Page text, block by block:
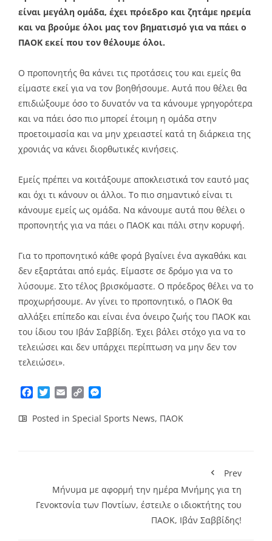
είναι μεγάλη ομάδα, έχει πρόεδρο και ζητάμε ηρεμία
και να βρούμε όλοι μας τον βηματισμό για να πάει ο
ΠΑΟΚ εκεί που τον θέλουμε όλοι.
Ο προπονητής θα κάνει τις προτάσεις του και εμείς θα
είμαστε εκεί για να τον βοηθήσουμε. Αυτά που θέλει θα
επιδιώξουμε όσο το δυνατόν να τα κάνουμε γρηγορότερα
και να πάει όσο πιο μπορεί έτοιμη η ομάδα στην
προετοιμασία και να μην χρειαστεί κατά τη διάρκεια της
χρονιάς να κάνει διορθωτικές κινήσεις.
Εμείς πρέπει να κοιτάξουμε αποκλειστικά τον εαυτό μας
και όχι τι κάνουν οι άλλοι. Το πιο σημαντικό είναι τι
κάνουμε εμείς ως ομάδα. Να κάνουμε αυτά που θέλει ο
προπονητής για να πάει ο ΠΑΟΚ και πάλι στην κορυφή.
Για το προπονητικό κάθε φορά βγαίνει ένα αγκαθάκι και
δεν εξαρτάται από εμάς. Είμαστε σε δρόμο για να το
λύσουμε. Στο τέλος βρισκόμαστε. Ο πρόεδρος θέλει να το
προχωρήσουμε. Αν γίνει το προπονητικό, ο ΠΑΟΚ θα
αλλάξει επίπεδο και είναι ένα όνειρο ζωής του ΠΑΟΚ και
του ίδιου του Ιβάν Σαββίδη. Έχει βάλει στόχο για να το
τελειώσει και δεν υπάρχει περίπτωση να μην δεν τον
τελειώσει».
Facebook
TwitterEmailCopy
Posted in Special Sports News, ΠΑΟΚ
Prev
Μήνυμα με αφορμή την ημέρα Μνήμης για τη
Γενοκτονία των Ποντίων, έστειλε ο ιδιοκτήτης του
ΠΑΟΚ, Ιβάν Σαββίδης!